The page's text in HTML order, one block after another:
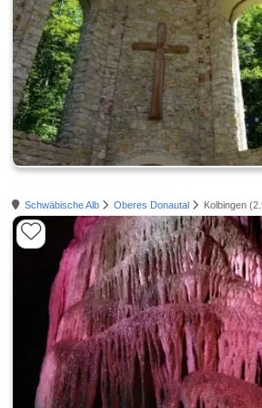
Schwäbische Alb Oberes Donautal Kolbingen